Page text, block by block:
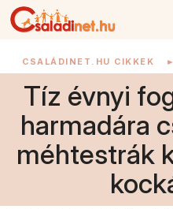
CSALÁDINET.HU CIKKEK
Tíz évnyi
harmadára
méhtestrák